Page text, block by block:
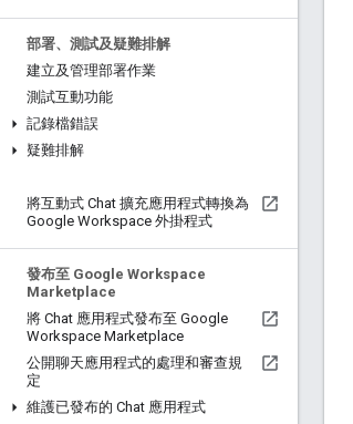
部署、測試及疑難排解
建立及管理部署作業
測試互動功能
記錄檔錯誤
疑難排解
將互動式 Chat 擴充應用程式轉換為
Google Workspace 外掛程式
發布至 Google Workspace
Marketplace
將 Chat 應用程式發布至 Google
Workspace Marketplace
公開聊天應用程式的處理和審查規
定
維護已發布的 Chat 應用程式